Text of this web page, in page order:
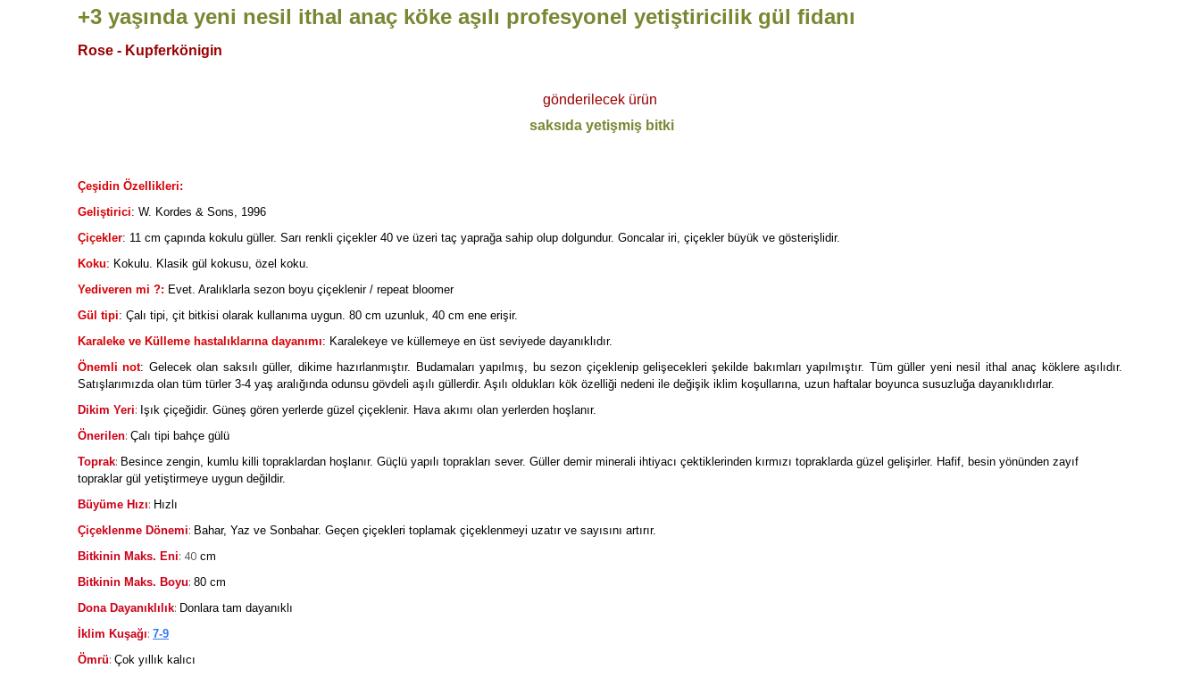
+3 yaşında yeni nesil ithal anaç köke aşılı profesyonel yetiştiricilik gül fidanı
Rose - Kupferkönigin
gönderilecek ürün
saksıda yetişmiş bitki
Çeşidin Özellikleri:
Geliştirici: W. Kordes & Sons, 1996
Çiçekler: 11 cm çapında kokulu güller. Sarı renkli çiçekler 40 ve üzeri taç yaprağa sahip olup dolgundur. Goncalar iri, çiçekler büyük ve gösterişlidir.
Koku: Kokulu. Klasik gül kokusu, özel koku.
Yediveren mi ?: Evet. Aralıklarla sezon boyu çiçeklenir / repeat bloomer
Gül tipi: Çalı tipi, çit bitkisi olarak kullanıma uygun. 80 cm uzunluk, 40 cm ene erişir.
Karaleke ve Külleme hastalıklarına dayanımı: Karalekeye ve küllemeye en üst seviyede dayanıklıdır.
Önemli not: Gelecek olan saksılı güller, dikime hazırlanmıştır. Budamaları yapılmış, bu sezon çiçeklenip gelişecekleri şekilde bakımları yapılmıştır. Tüm güller yeni nesil ithal anaç köklere aşılıdır.
Satışlarımızda olan tüm türler 3-4 yaş aralığında odunsu gövdeli aşılı güllerdir. Aşılı oldukları kök özelliği nedeni ile değişik iklim koşullarına, uzun haftalar boyunca susuzluğa dayanıklıdırlar.
Dikim Yeri: Işık çiçeğidir. Güneş gören yerlerde güzel çiçeklenir. Hava akımı olan yerlerden hoşlanır.
Önerilen: Çalı tipi bahçe gülü
Toprak: Besince zengin, kumlu killi topraklardan hoşlanır. Güçlü yapılı toprakları sever. Güller demir minerali ihtiyacı çektiklerinden kırmızı topraklarda güzel gelişirler. Hafif, besin yönünden zayıf
topraklar gül yetiştirmeye uygun değildir.
Büyüme Hızı: Hızlı
Çiçeklenme Dönemi: Bahar, Yaz ve Sonbahar. Geçen çiçekleri toplamak çiçeklenmeyi uzatır ve sayısını artırır.
Bitkinin Maks. Eni: 40 cm
Bitkinin Maks. Boyu: 80 cm
Dona Dayanıklılık: Donlara tam dayanıklı
İklim Kuşağı: 7-9
Ömrü: Çok yıllık kalıcı